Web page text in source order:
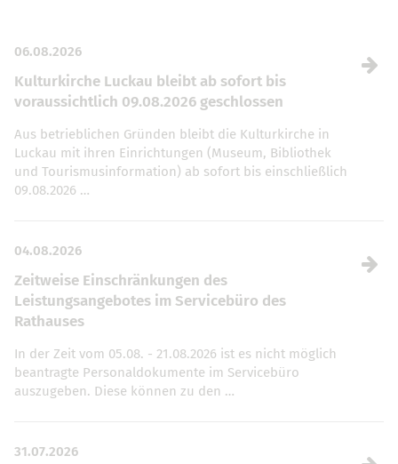
06.08.2026
Kulturkirche Luckau bleibt ab sofort bis
voraussichtlich 09.08.2026 geschlossen
Aus betrieblichen Gründen bleibt die Kulturkirche in
Luckau mit ihren Einrichtungen (Museum, Bibliothek
und Tourismusinformation) ab sofort bis einschließlich
09.08.2026 …
04.08.2026
Zeitweise Einschränkungen des
Leistungsangebotes im Servicebüro des
Rathauses
In der Zeit vom 05.08. - 21.08.2026 ist es nicht möglich
beantragte Personaldokumente im Servicebüro
auszugeben. Diese können zu den …
31.07.2026